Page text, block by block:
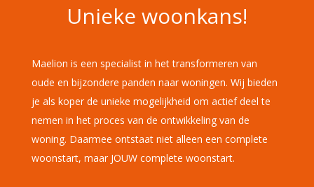
Unieke woonkans!
Maelion is een specialist in het transformeren van
oude en bijzondere panden naar woningen. Wij bieden
je als koper de unieke mogelijkheid om actief deel te
nemen in het proces van de ontwikkeling van de
woning. Daarmee ontstaat niet alleen een complete
woonstart, maar JOUW complete woonstart.